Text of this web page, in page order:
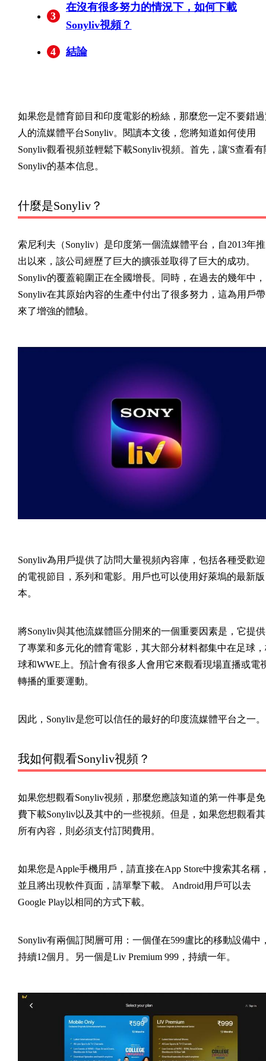
3
在沒有很多努力的情況下，如何下載
Sonyliv視頻？
4 結論
如果您是體育節目和印度電影的粉絲，那麼您一定不要錯
人的流媒體平台Sonyliv。閱讀本文後，您將知道如何使用
Sonyliv觀看視頻並輕鬆下載Sonyliv視頻。首先，讓'S查看有
Sonyliv的基本信息。
什麼是Sonyliv？
索尼利夫（Sonyliv）是印度第一個流媒體平台，自2013年推
出以來，該公司經歷了巨大的擴張並取得了巨大的成功。
Sonyliv的覆蓋範圍正在全國增長。同時，在過去的幾年中，
Sonyliv在其原始內容的生產中付出了很多努力，這為用戶帶
來了增強的體驗。
Sonyliv為用戶提供了訪問大量視頻內容庫，包括各種受歡迎
的電視節目，系列和電影。用戶也可以使用好萊塢的最新版
本。
將Sonyliv與其他流媒體區分開來的一個重要因素是，它提供
了專業和多元化的體育電影，其大部分材料都集中在足球
球和WWE上。預計會有很多人會用它來觀看現場直播或電
轉播的重要運動。
因此，Sonyliv是您可以信任的最好的印度流媒體平台之一。
我如何觀看Sonyliv視頻？
如果您想觀看Sonyliv視頻，那麼您應該知道的第一件事是免
費下載Sonyliv以及其中的一些視頻。但是，如果您想觀看其
所有內容，則必須支付訂閱費用。
如果您是Apple手機用戶，請直接在App Store中搜索其名稱
並且將出現軟件頁面，請單擊下載。 Android用戶可以去
Google Play以相同的方式下載。
Sonyliv有兩個訂閱層可用：一個僅在599盧比的移動設備中
持續12個月。另一個是Liv Premium 999，持續一年。